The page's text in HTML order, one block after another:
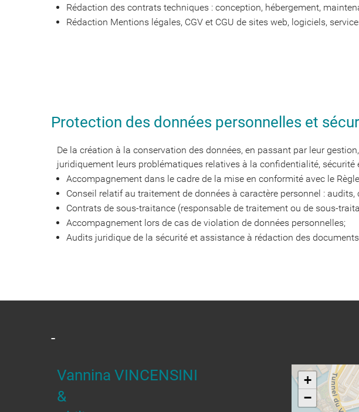
Rédaction des contrats techniques : conception, hébergement,
Rédaction Mentions légales, CGV et CGU de sites web, logiciels,
Protection des données personnelles et
De la création à la conservation des données, en passant par leur
juridiquement leurs problématiques relatives à la confidentialité,
Accompagnement dans le cadre de la mise en conformité avec le
Conseil relatif au traitement de données à caractère personnel :
Contrats de sous-traitance (responsable de traitement ou de sous-
Accompagnement lors de cas de violation de données personnelles;
Audits juridique de la sécurité et assistance à rédaction des
-
Vannina VINCENSINI
&
+
−